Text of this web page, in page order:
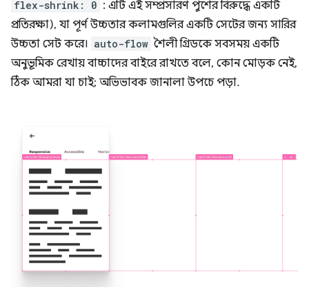
flex-shrink: 0 : এটি এই সম্প্রসারণ পুশের বিরুদ্ধে একটি
প্রতিরক্ষা), যা পূর্ণ উচ্চতার কলামগুলির একটি সেটের জন্য সারির
উচ্চতা সেট করে। auto-flow শৈলী গ্রিডকে সবসময় একটি
অনুভূমিক রেখায় বাচ্চাদের বাইরে রাখতে বলে, কোন মোড়ক নেই,
ঠিক আমরা যা চাই; অভিভাবক জানালা উপচে পড়া.